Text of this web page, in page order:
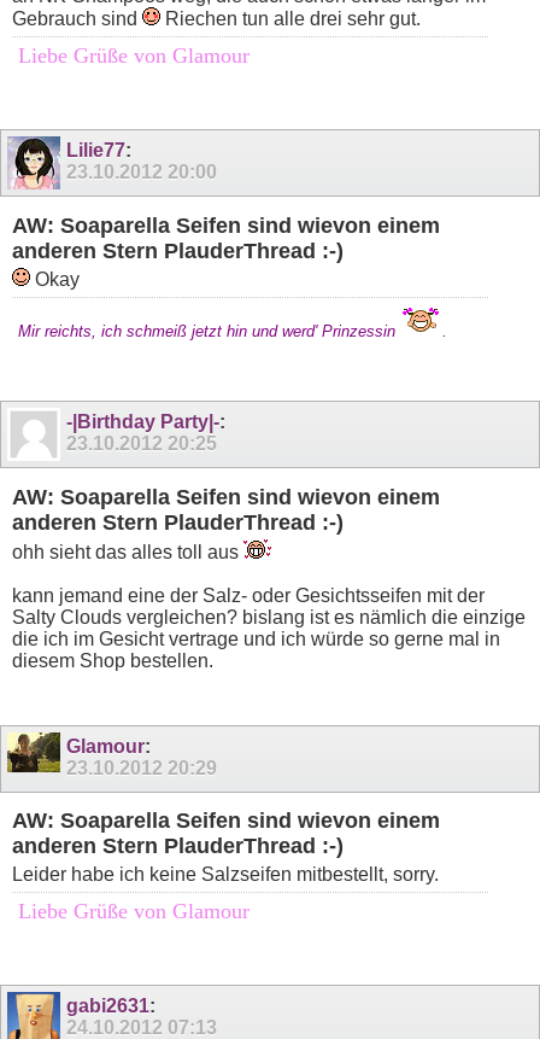
Gebrauch sind
Riechen tun alle drei sehr gut.
Liebe Grüße von Glamour
Lilie77:
23.10.2012 20:00
AW: Soaparella Seifen sind wievon einem
anderen Stern PlauderThread :-)
Okay
Mir reichts, ich schmeiß jetzt hin und werd' Prinzessin .
-|Birthday Party|-:
23.10.2012 20:25
AW: Soaparella Seifen sind wievon einem
anderen Stern PlauderThread :-)
ohh sieht das alles toll aus
kann jemand eine der Salz- oder Gesichtsseifen mit der
Salty Clouds vergleichen? bislang ist es nämlich die einzige
die ich im Gesicht vertrage und ich würde so gerne mal in
diesem Shop bestellen.
Glamour:
23.10.2012 20:29
AW: Soaparella Seifen sind wievon einem
anderen Stern PlauderThread :-)
Leider habe ich keine Salzseifen mitbestellt, sorry.
Liebe Grüße von Glamour
gabi2631:
24.10.2012 07:13